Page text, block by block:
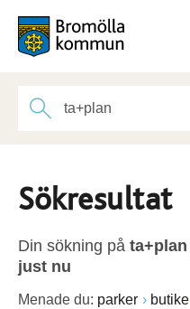
Sökresultat
Din sökning på ta+plan
just nu
Menade du: parker butike